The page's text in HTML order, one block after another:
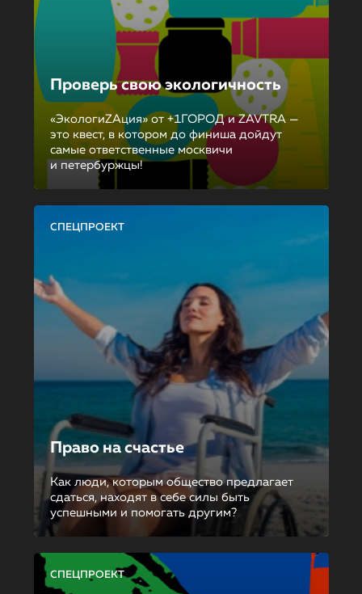
Проверь свою экологичность
«ЭкологиZAция» от +1ГОРОД и ZAVTRA —
это квест, в котором до финиша дойдут
самые ответственные москвичи
и петербуржцы!
СПЕЦПРОЕКТ
Право на счастье
Как люди, которым общество предлагает
сдаться, находят в себе силы быть
успешными и помогать другим?
СПЕЦПРОЕКТ